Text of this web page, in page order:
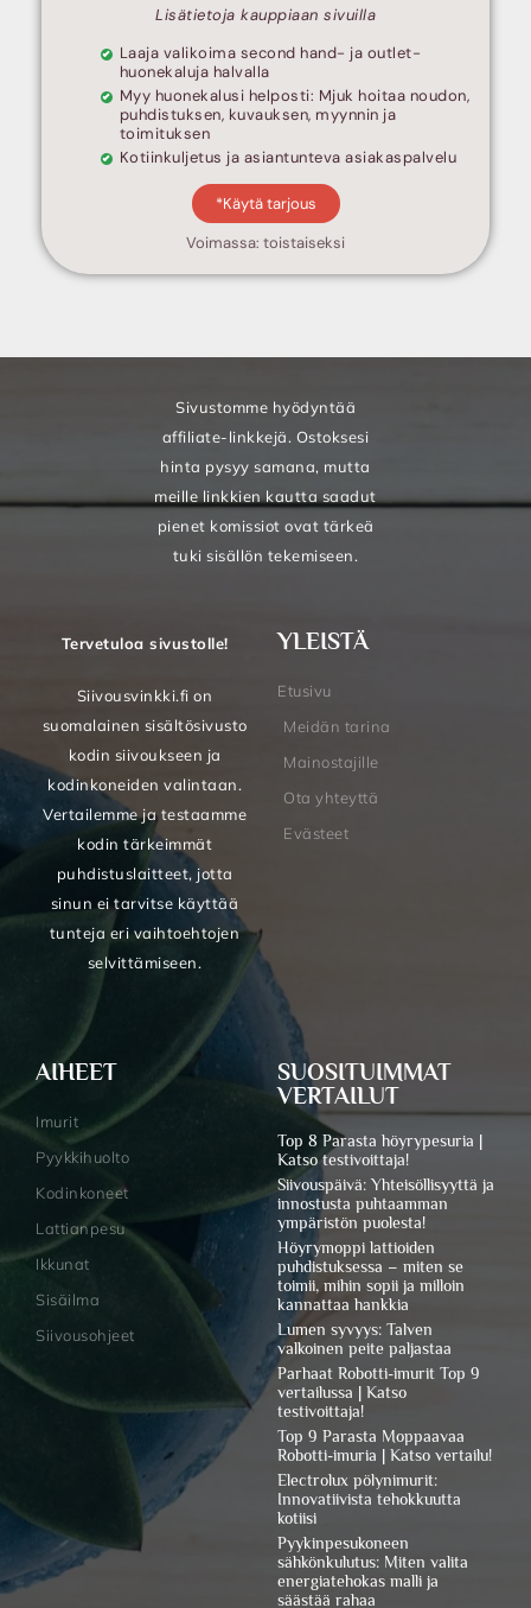
Lisätietoja kauppiaan sivuilla
Laaja valikoima second hand- ja outlet-
huonekaluja halvalla
Myy huonekalusi helposti: Mjuk hoitaa noudon,
puhdistuksen, kuvauksen, myynnin ja
toimituksen
Kotiinkuljetus ja asiantunteva asiakaspalvelu
*Käytä tarjous
Voimassa: toistaiseksi
Sivustomme hyödyntää
affiliate-linkkejä. Ostoksesi
hinta pysyy samana, mutta
meille linkkien kautta saadut
pienet komissiot ovat tärkeä
tuki sisällön tekemiseen.
Tervetuloa sivustolle!
Siivousvinkki.fi on
suomalainen sisältösivusto
kodin siivoukseen ja
kodinkoneiden valintaan.
Vertailemme ja testaamme
kodin tärkeimmät
puhdistuslaitteet, jotta
sinun ei tarvitse käyttää
tunteja eri vaihtoehtojen
selvittämiseen.
YLEISTÄ
Etusivu
Meidän tarina
Mainostajille
Ota yhteyttä
Evästeet
AIHEET
Imurit
Pyykkihuolto
Kodinkoneet
Lattianpesu
Ikkunat
Sisäilma
Siivousohjeet
SUOSITUIMMAT
VERTAILUT
Top 8 Parasta höyrypesuria |
Katso testivoittaja!
Siivouspäivä: Yhteisöllisyyttä ja
innostusta puhtaamman
ympäristön puolesta!
Höyrymoppi lattioiden
puhdistuksessa – miten se
toimii, mihin sopii ja milloin
kannattaa hankkia
Lumen syvyys: Talven
valkoinen peite paljastaa
Parhaat Robotti-imurit Top 9
vertailussa | Katso
testivoittaja!
Top 9 Parasta Moppaavaa
Robotti-imuria | Katso vertailu!
Electrolux pölynimurit:
Innovatiivista tehokkuutta
kotiisi
Pyykinpesukoneen
sähkönkulutus: Miten valita
energiatehokas malli ja
säästää rahaa